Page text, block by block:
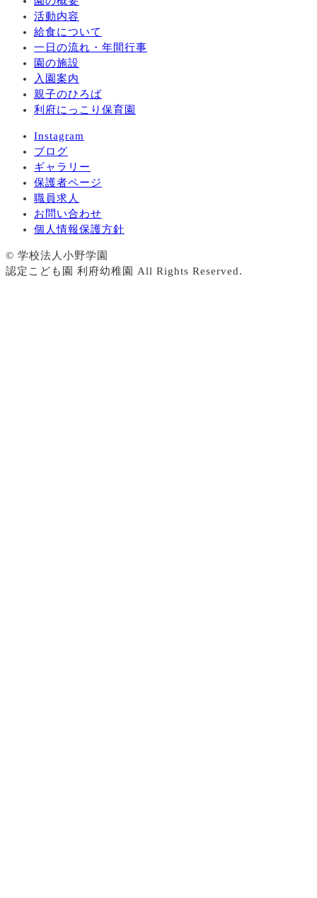
活動内容
給食について
一日の流れ・年間行事
園の施設
入園案内
親子のひろば
利府にっこり保育園
Instagram
ブログ
ギャラリー
保護者ページ
職員求人
お問い合わせ
個人情報保護方針
© 学校法人小野学園
認定こども園 利府幼稚園 All Rights Reserved.